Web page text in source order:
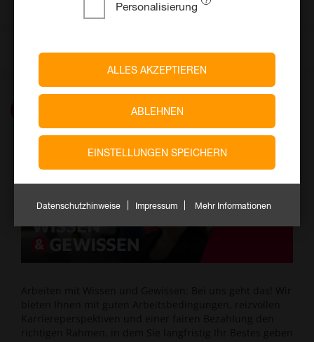
Personalisierung
ALLES AKZEPTIEREN
ABLEHNEN
EINSTELLUNGEN SPEICHERN
Datenschutzhinweise Impressum Mehr Informationen